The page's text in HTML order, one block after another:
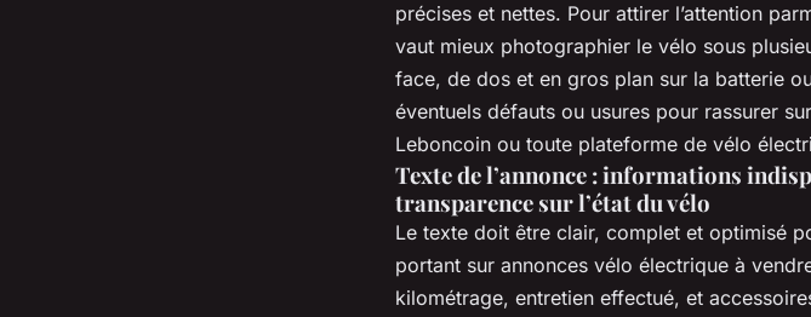
précises et nettes. Pour attirer l’attention
vaut mieux photographier le vélo sous
face, de dos et en gros plan sur la batterie
éventuels défauts ou usures pour rassurer
Leboncoin ou toute plateforme de vélo
Texte de l’annonce : informations
transparence sur l’état du vélo
Le texte doit être clair, complet et optimisé
portant sur annonces vélo électrique à
kilométrage, entretien effectué, et